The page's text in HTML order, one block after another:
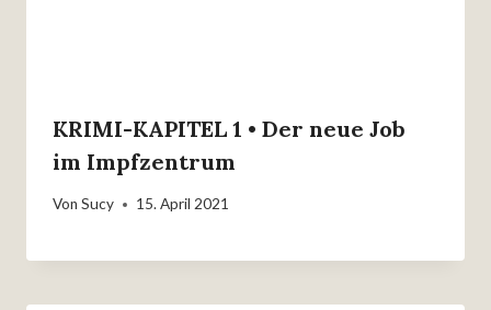
KRIMI-KAPITEL 1 • Der neue Job
im Impfzentrum
Von Sucy 15. April 2021